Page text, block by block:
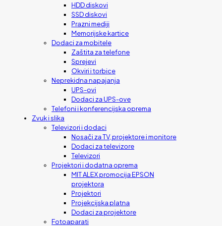
HDD diskovi
SSD diskovi
Prazni mediji
Memorijske kartice
Dodaci za mobitele
Zaštita za telefone
Sprejevi
Okviri i torbice
Neprekidna napajanja
UPS-ovi
Dodaci za UPS-ove
Telefoni i konferencijska oprema
Zvuk i slika
Televizori i dodaci
Nosači za TV, projektore i monitore
Dodaci za televizore
Televizori
Projektori i dodatna oprema
MIT ALEX promocija EPSON
projektora
Projektori
Projekcijska platna
Dodaci za projektore
Fotoaparati